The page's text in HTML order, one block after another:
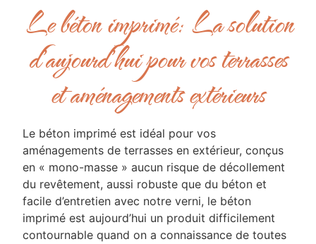
Le béton imprimé: La solution
d'aujourd'hui pour vos terrasses
et aménagements extérieurs
Le béton imprimé est idéal pour vos
aménagements de terrasses en extérieur, conçus
en « mono-masse » aucun risque de décollement
du revêtement, aussi robuste que du béton et
facile d’entretien avec notre verni, le béton
imprimé est aujourd’hui un produit difficilement
contournable quand on a connaissance de toutes